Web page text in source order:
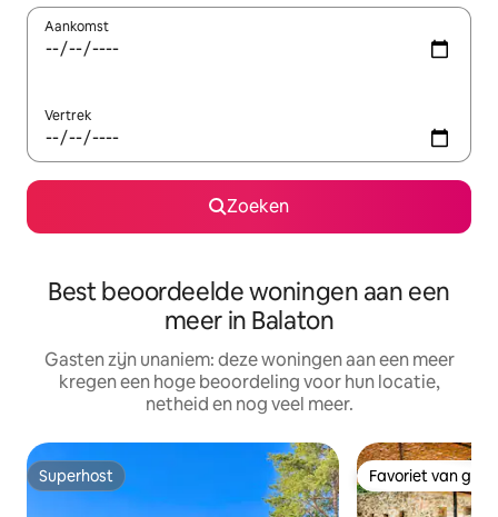
Aankomst
Vertrek
Zoeken
Best beoordeelde woningen aan een
meer in Balaton
Gasten zijn unaniem: deze woningen aan een meer
kregen een hoge beoordeling voor hun locatie,
netheid en nog veel meer.
Superhost
Superhost Favoriet van
Favoriet van